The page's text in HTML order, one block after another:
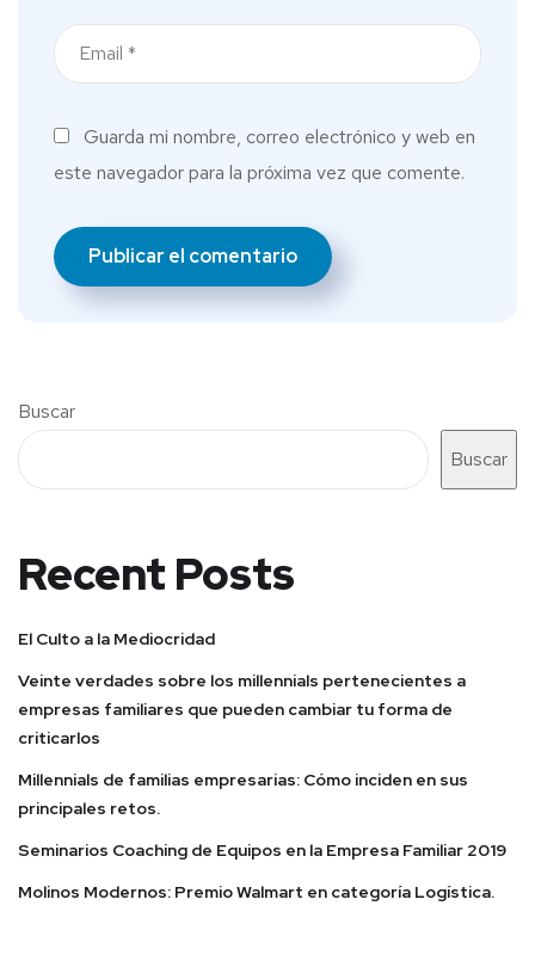
Guarda mi nombre, correo electrónico y web en
este navegador para la próxima vez que comente.
Buscar
Buscar
Recent Posts
El Culto a la Mediocridad
Veinte verdades sobre los millennials pertenecientes a
empresas familiares que pueden cambiar tu forma de
criticarlos
Millennials de familias empresarias: Cómo inciden en sus
principales retos.
Seminarios Coaching de Equipos en la Empresa Familiar 2019
Molinos Modernos: Premio Walmart en categoría Logística.